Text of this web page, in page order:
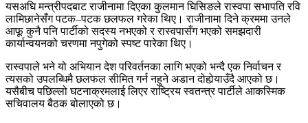
यसअघि मन्त्रीपदबाट राजीनामा दिएका कुलमान घिसिङले रास्वपा सभापति रवि
लामिछानेसँग पटक–पटक छलफल गरेका थिए। राजीनामा दिने क्रममा उनले
आफू कुनै पनि पार्टीको सदस्य नभएको र रास्वपासँग भएको समझदारी
कार्यान्वयनको चरणमा नपुगेको स्पष्ट पारेका थिए।
रास्वपाले भने यो अभियान देश परिवर्तनका लागि भएको भन्दै एक निर्वाचन र
त्यसको उपलब्धिमै छलफल सीमित गर्न नहुने अडान दोहोर्‍याउँदै आएको छ।
यसैबीच पछिल्लो घटनाक्रमलाई लिएर राष्ट्रिय स्वतन्त्र पार्टीले आकस्मिक
सचिवालय बैठक बोलाएको छ।